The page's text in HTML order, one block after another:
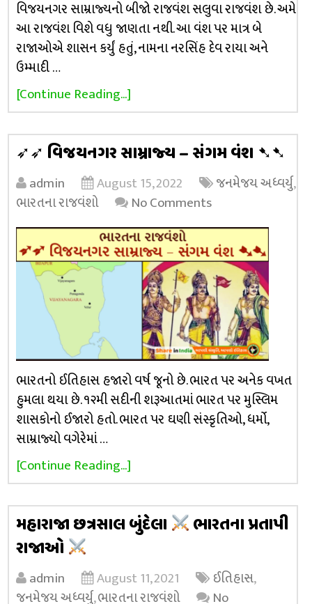
વિજયનગર સામ્રાજ્યનો બીજો રાજવંશ સલુવા રાજવંશ છે. અમે
આ રાજવંશ વિશે વધુ જાણતા નથી. આ વંશ પર માત્ર બે
રાજાઓએ શાસન કર્યું હતું, નામના નરસિંહ દેવ રાયા અને
ઉમ્માદી …
[Continue Reading...]
➶➶ વિજયનગર સામ્રાજ્ય – સંગમ વંશ ➷➷
admin August 15, 2022 જનમેજય અધ્વર્યુ,
ભારતના રાજવંશો
No Comments
ભારતનો ઈતિહાસ હજારો વર્ષ જૂનો છે. ભારત પર અનેક વખત
હુમલા થયા છે. ૧૨મી સદીની શરૂઆતમાં ભારત પર મુસ્લિમ
શાસકોનો ઈજારો હતો. ભારત પર ઘણી સંસ્કૃતિઓ, ધર્મો,
સામ્રાજ્યો વગેરેમાં …
[Continue Reading...]
મહારાજા છત્રસાલ બુંદેલા
ભારતના પ્રતાપી
રાજાઓ
admin August 11, 2021 ઈતિહાસ,
જનમેજય અધ્વર્યુ,ભારતના રાજવંશો No